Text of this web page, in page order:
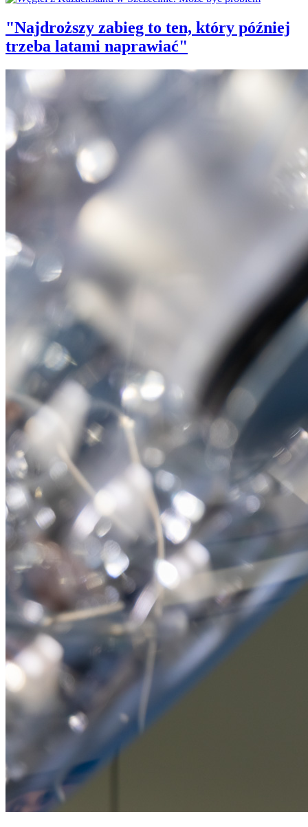
"Najdroższy zabieg to ten, który później
trzeba latami naprawiać"